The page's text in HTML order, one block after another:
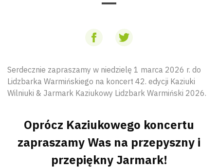
Serdecznie zapraszamy w niedzielę 1 marca 2026 r. do
Lidzbarka Warmińskiego na koncert 42. edycji Kaziuki
Wilniuki & Jarmark Kaziukowy Lidzbark Warmiński 2026.
Oprócz Kaziukowego koncertu
zapraszamy Was na przepyszny i
przepiękny Jarmark!